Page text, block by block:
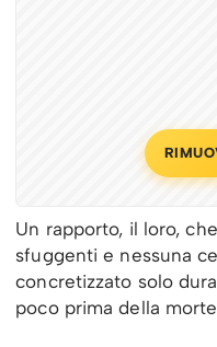
Un rapporto, il loro,
sfuggenti e nessuna
concretizzato solo
poco prima della